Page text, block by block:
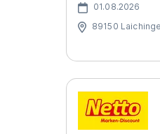
01.08.2026
89150